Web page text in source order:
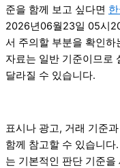
준을 함께 보고 싶다면
2026년06월23일 05시
서 주의할 부분을 확인하
자료는 일반 기준이므로
달라질 수 있습니다.
표시나 광고, 거래 기준
함께 참고할 수 있습니
는 기본적인 판단 기준